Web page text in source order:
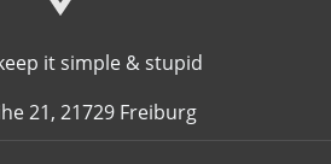
it simple & stupid
21, 21729 Freiburg